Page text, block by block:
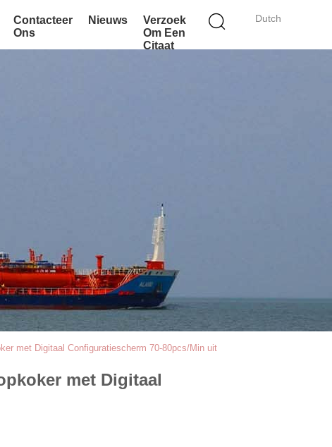
Dutch
Contacteer
Ons
Nieuws
Verzoek
Om Een
Citaat
met Digitaal Configuratiescherm 70-80pcs/Min uit
met Digitaal